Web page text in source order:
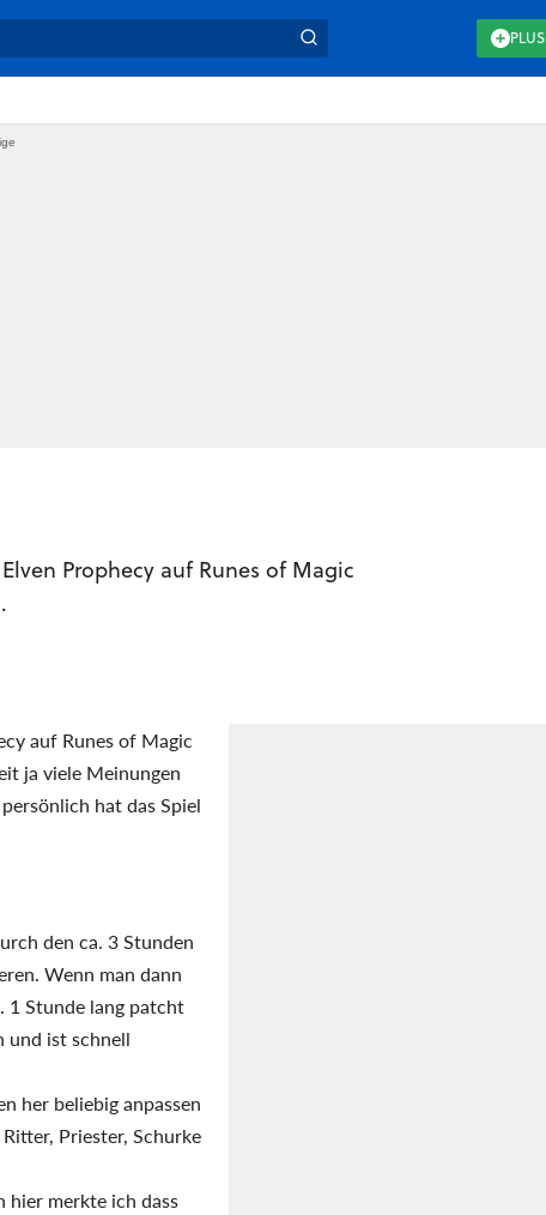
PLUS
Prophecy auf Runes of Magic
auf Runes of Magic
ja viele Meinungen
hat das Spiel
den ca. 3 Stunden
Wenn man dann
1 Stunde lang patcht
und ist schnell
her beliebig anpassen
Priester, Schurke
hier merkte ich dass